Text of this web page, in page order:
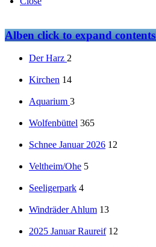
Albenclick to expand contents
Der Harz 2
Kirchen 14
Aquarium 3
Wolfenbüttel 365
Schnee Januar 2026 12
Veltheim/Ohe 5
Seeligerpark 4
Windräder Ahlum 13
2025 Januar Raureif 12